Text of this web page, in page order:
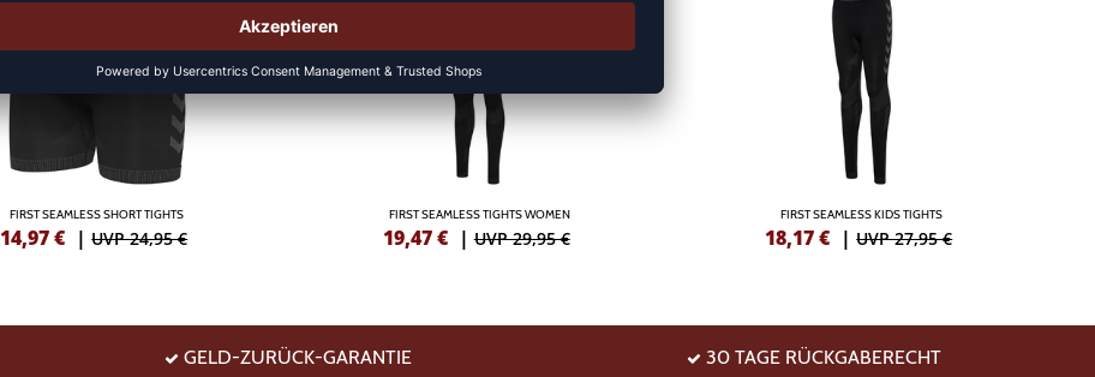
FIRST SEAMLESS SHORT TIGHTS
14,97€ |UVP 24,95 €
FIRST SEAMLESS TIGHTS WOMEN
19,47€ |UVP 29,95 €
FIRST SEAMLESS KIDS TIGHTS
18,17€ |UVP 27,95 €
GELD-ZURÜCK-GARANTIE 30 TAGE RÜCKGABERECHT